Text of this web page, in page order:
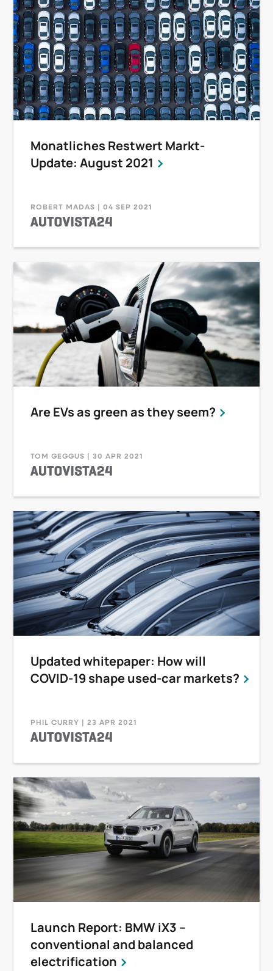
Monatliches Restwert Markt-
Update: August 2021
ROBERT MADAS | 04 SEP 2021
Are EVs as green as they seem?
TOM GEGGUS | 30 APR 2021
Updated whitepaper: How will
COVID-19 shape used-car markets?
PHIL CURRY | 23 APR 2021
Launch Report: BMW iX3 –
conventional and balanced
electrification